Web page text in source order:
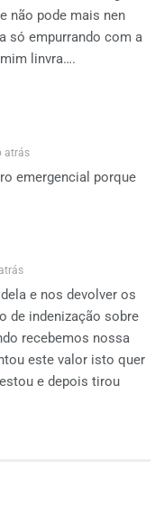
não pode mais nen
só empurrando com a
linvra….
atrás
emergencial porque
e nos devolver os
de indenização sobre
recebemos nossa
este valor isto quer
e depois tirou